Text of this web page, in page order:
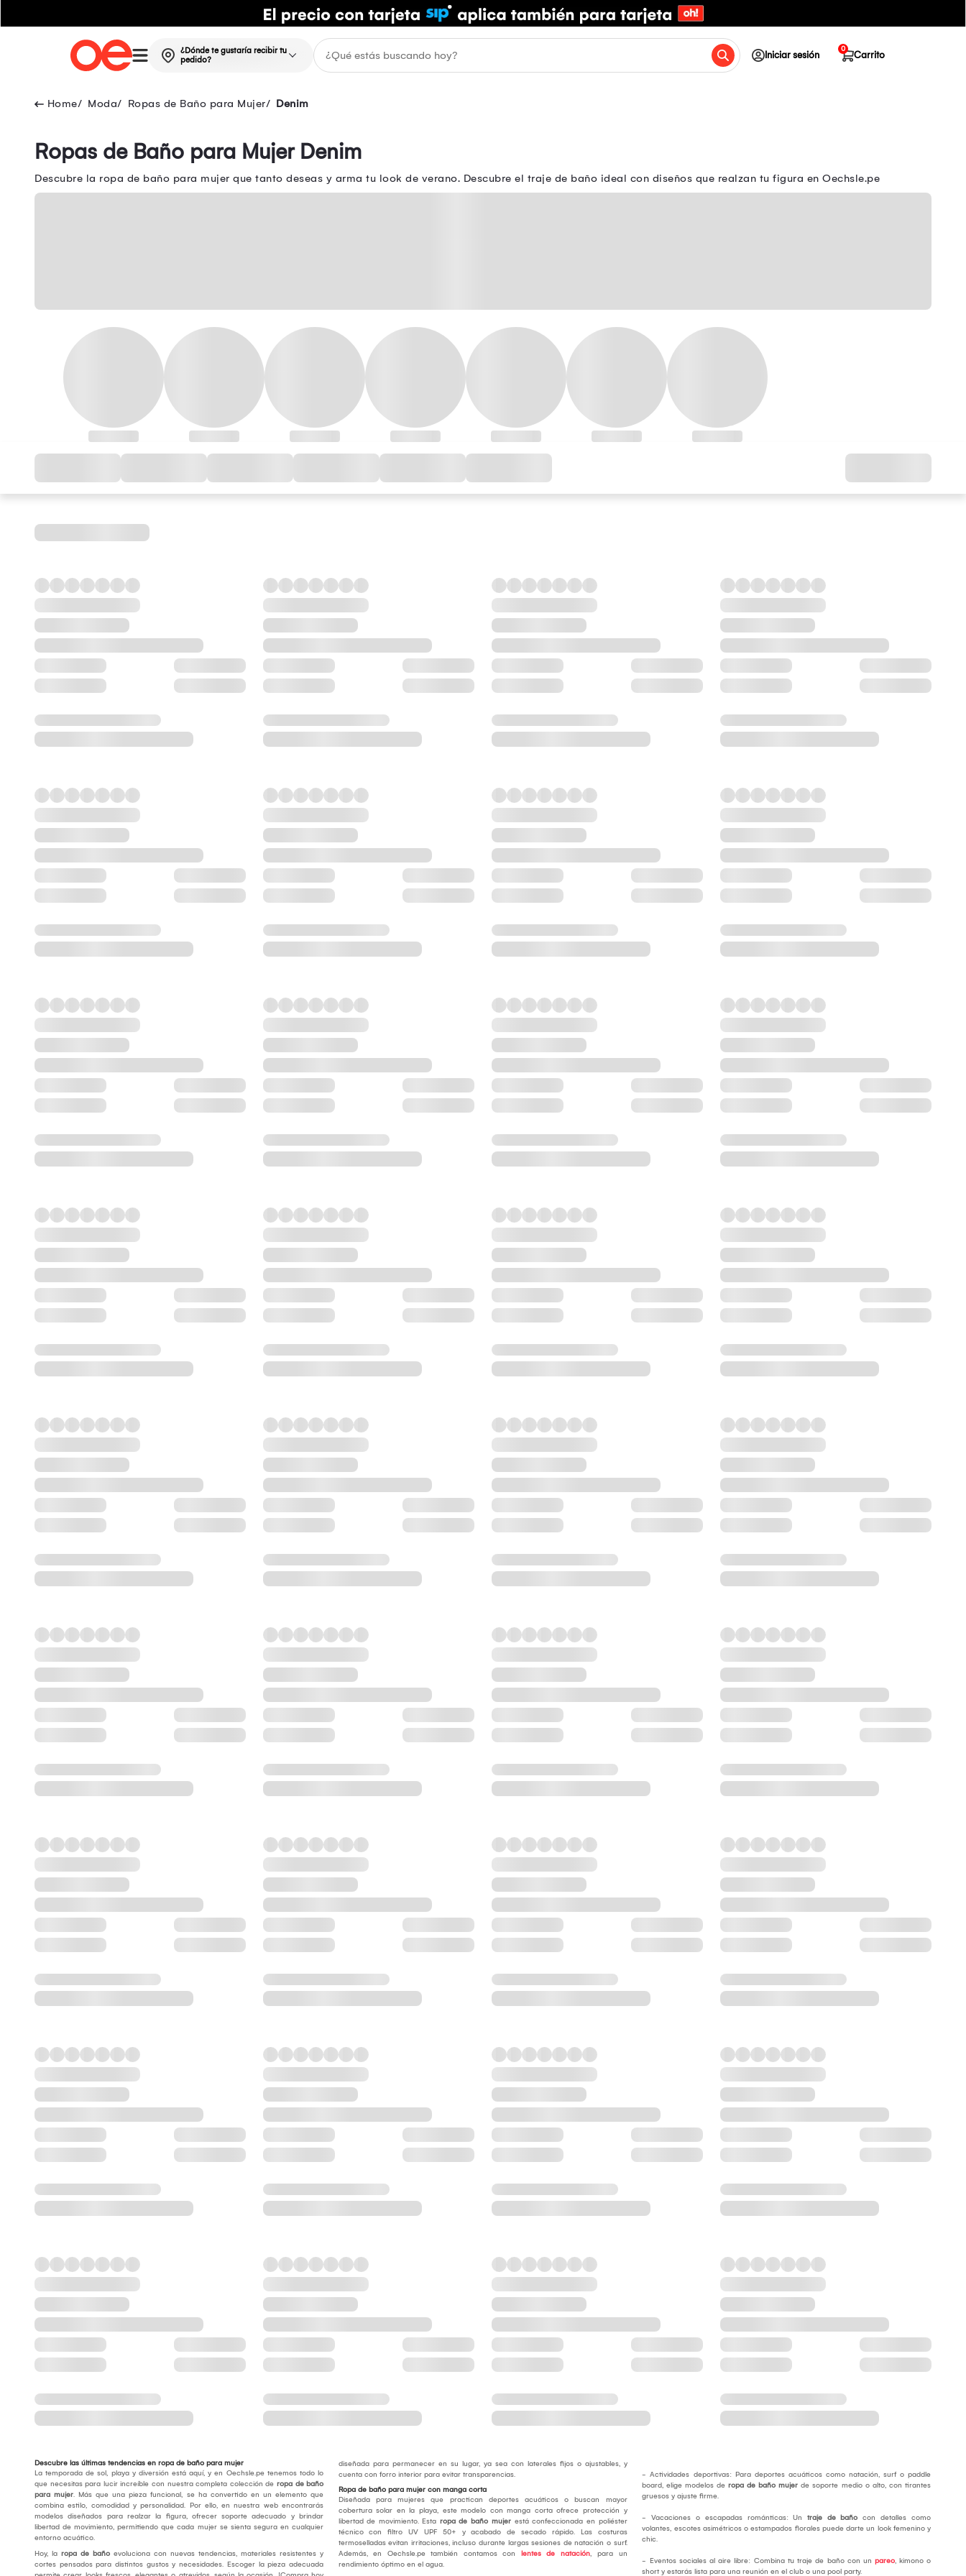
¿Dónde te gustaría recibir tu
pedido?
Iniciar sesión Carrito
0
Moda Ropas de Baño para Mujer Denim
Ropas de Baño para Mujer Denim
Descubre la ropa de baño para mujer que tanto deseas y arma tu look de verano. Descubre el traje de baño ideal con diseños que realzan tu figura en Oechsle.pe
Descubre las últimas tendencias en ropa de baño para mujer
La temporada de sol, playa y diversión está aquí, y en Oechsle.pe tenemos todo lo
que necesitas para lucir increíble con nuestra completa colección de ropa de baño
para mujer. Más que una pieza funcional, se ha convertido en un elemento que
combina estilo, comodidad y personalidad. Por ello, en nuestra web encontrarás
modelos diseñados para realzar la figura, ofrecer soporte adecuado y brindar
libertad de movimiento, permitiendo que cada mujer se sienta segura en cualquier
entorno acuático.
Hoy, la ropa de baño evoluciona con nuevas tendencias, materiales resistentes y
cortes pensados para distintos gustos y necesidades. Escoger la pieza adecuada
diseñada para permanecer en su lugar, ya sea con laterales fijos o ajustables, y
cuenta con forro interior para evitar transparencias.
Ropa de baño para mujer con manga corta
Diseñada para mujeres que practican deportes acuáticos o buscan mayor
cobertura solar en la playa, este modelo con manga corta ofrece protección y
libertad de movimiento. Esta ropa de baño mujer está confeccionada en poliéster
técnico con filtro UV UPF 50+ y acabado de secado rápido. Las costuras
termoselladas evitan irritaciones, incluso durante largas sesiones de natación o surf.
Además, en Oechsle.pe también contamos con
lentes de natación, para un
rendimiento óptimo en el agua.
- Actividades deportivas: Para deportes acuáticos como natación, surf o paddle
board, elige modelos deropa de baño mujerde soporte medio o alto, con tirantes
gruesos y ajuste firme.
- Vacaciones o escapadas románticas: Untraje de baño con detalles como
volantes, escotes asimétricos o estampados florales puede darte un look femenino y
chic.
- Eventos sociales al aire libre: Combina tu traje de baño con unpareo, kimono o
short y estarás lista para una reunión en el club o una pool party.